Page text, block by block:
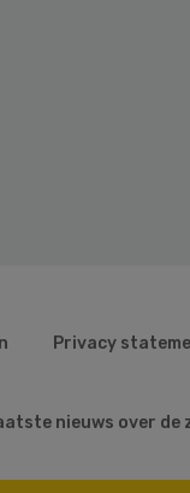
Privacy
nieuws over de